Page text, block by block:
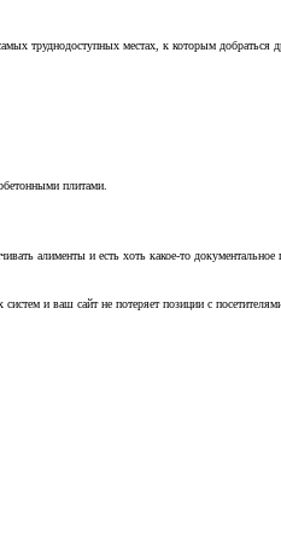
труднодоступных местах, к которым добраться
плитами.
алименты и есть хоть какое-то
и ваш сайт не потеряет позиции с